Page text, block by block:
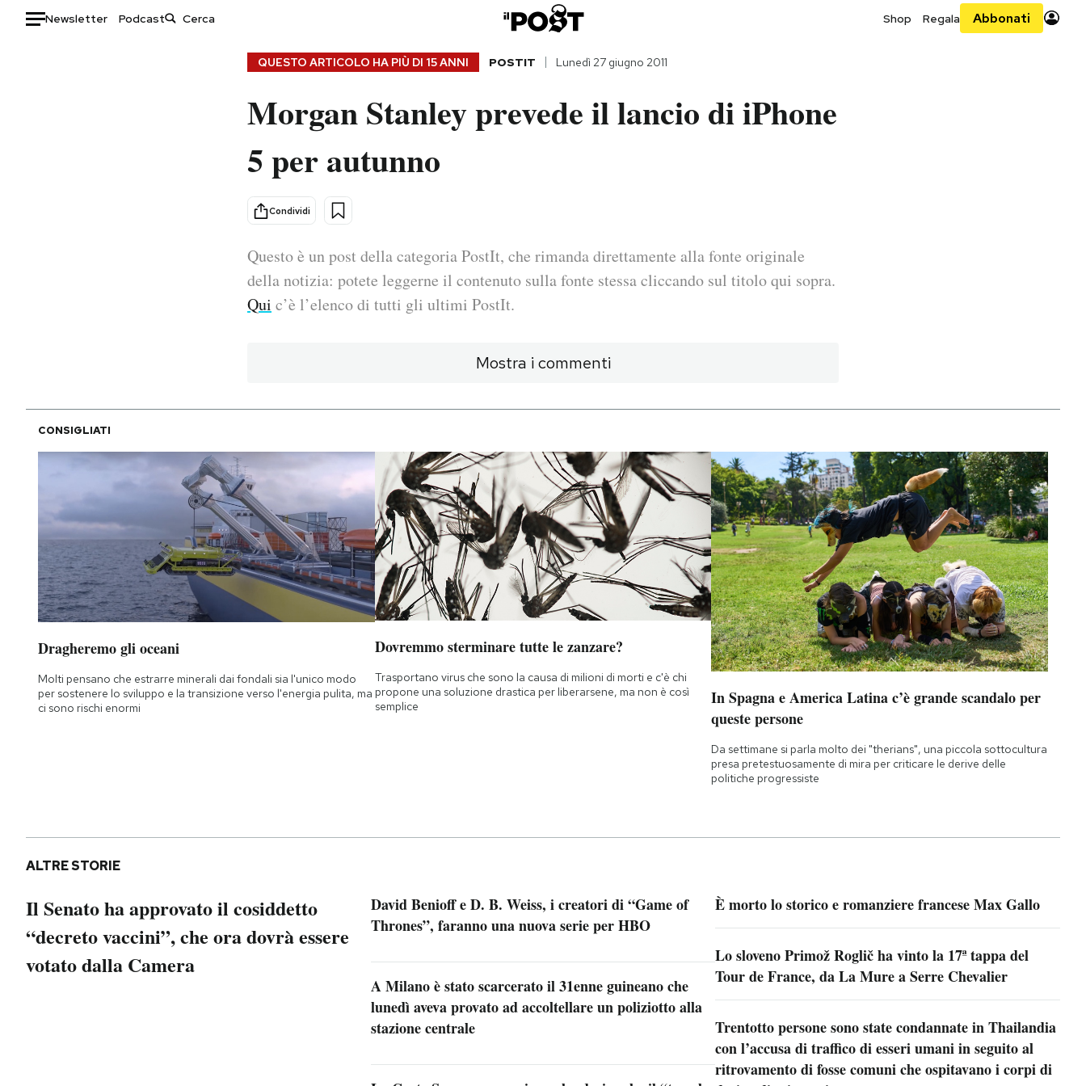
Newsletter Podcast Shop Regala Abbonati
Storie/Idee
Ok Boomer!
Altrecose
I MIEI PREFERITI
SHOP
CALENDARIO
AREA PERSONALE
Area Personale
Newsletter
QUESTO ARTICOLO HA PIÙ DI 15 ANNI POSTIT Lunedì 27 giugno 2011
Morgan Stanley prevede il lancio di iPhone
5 per autunno
Condividi
Questo è un post della categoria PostIt, che rimanda direttamente alla fonte originale
della notizia: potete leggerne il contenuto sulla fonte stessa cliccando sul titolo qui sopra.
Qui c’è l’elenco di tutti gli ultimi PostIt.
Mostra i commenti
CONSIGLIATI
Dragheremo gli oceani
Molti pensano che estrarre minerali dai fondali sia l'unico modo
per sostenere lo sviluppo e la transizione verso l'energia pulita, ma
ci sono rischi enormi
Dovremmo sterminare tutte le zanzare?
Trasportano virus che sono la causa di milioni di morti e c'è chi
propone una soluzione drastica per liberarsene, ma non è così
semplice
In Spagna e America Latina c’è grande scandalo per
queste persone
Da settimane si parla molto dei "therians", una piccola sottocultura
presa pretestuosamente di mira per criticare le derive delle
politiche progressiste
ALTRE STORIE
Il Senato ha approvato il cosiddetto
“decreto vaccini”, che ora dovrà essere
votato dalla Camera
David Benioff e D. B. Weiss, i creatori di “Game of
Thrones”, faranno una nuova serie per HBO
A Milano è stato scarcerato il 31enne guineano che
lunedì aveva provato ad accoltellare un poliziotto alla
stazione centrale
È morto lo storico e romanziere francese Max Gallo
Lo sloveno Primož Roglič ha vinto la 17ª tappa del
Tour de France, da La Mure a Serre Chevalier
Trentotto persone sono state condannate in Thailandia
con l’accusa di traffico di esseri umani in seguito al
ritrovamento di fosse comuni che ospitavano i corpi di